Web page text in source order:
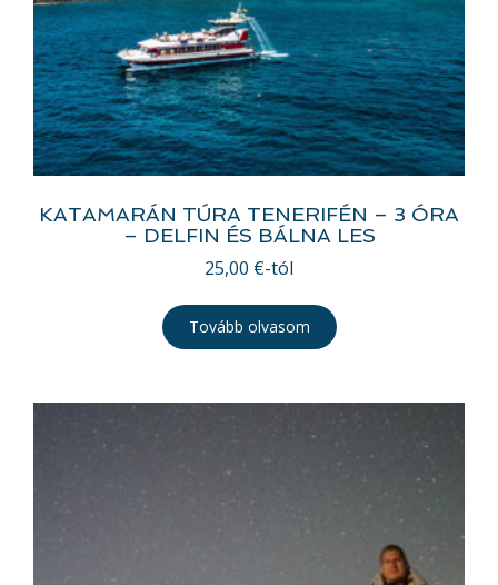
KATAMARÁN TÚRA TENERIFÉN – 3 ÓRA
– DELFIN ÉS BÁLNA LES
25,00 €-tól
Tovább olvasom